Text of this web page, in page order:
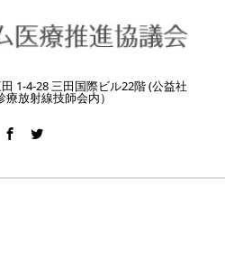
1-4-28 三田国際ビル22階 (公益社
放射線技師会内）